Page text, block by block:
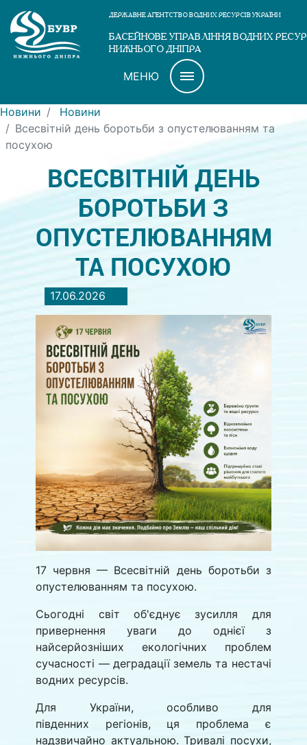
ДЕРЖАВНЕ АГЕНТСТВО ВОДНИХ РЕСУРСІВ УКРАЇНИ
БАСЕЙНОВЕ УПРАВЛІННЯ ВОДНИХ
НИЖНЬОГО ДНІПРА
МЕНЮ
Новини
Новини
Всесвітній день боротьби з опустелюванням та
посухою
ВСЕСВІТНІЙ ДЕНЬ
БОРОТЬБИ З
ОПУСТЕЛЮВАННЯМ
ТА ПОСУХОЮ
17.06.2026
17 червня — Всесвітній день боротьби з
опустелюванням та посухою.
Сьогодні світ об'єднує зусилля для
привернення уваги до однієї з
найсерйозніших екологічних проблем
сучасності — деградації земель та нестачі
водних ресурсів.
Для України, особливо для
південних регіонів, ця проблема є
надзвичайно актуальною. Тривалі посухи,